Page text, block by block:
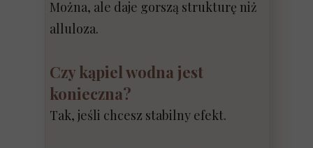
Można, ale daje gorszą strukturę niż
alluloza.
Czy kąpiel wodna jest
konieczna?
Tak, jeśli chcesz stabilny efekt.